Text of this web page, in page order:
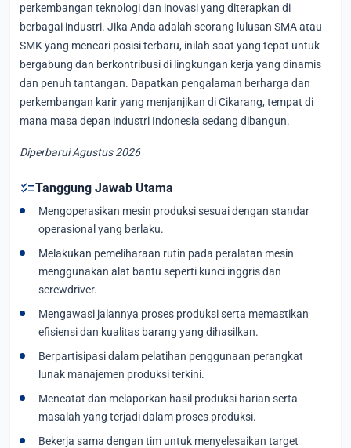
perkembangan teknologi dan inovasi yang diterapkan di
berbagai industri. Jika Anda adalah seorang lulusan SMA atau
SMK yang mencari posisi terbaru, inilah saat yang tepat untuk
bergabung dan berkontribusi di lingkungan kerja yang dinamis
dan penuh tantangan. Dapatkan pengalaman berharga dan
perkembangan karir yang menjanjikan di Cikarang, tempat di
mana masa depan industri Indonesia sedang dibangun.
Diperbarui Agustus 2026
checklistTanggung Jawab Utama
Mengoperasikan mesin produksi sesuai dengan standar
operasional yang berlaku.
Melakukan pemeliharaan rutin pada peralatan mesin
menggunakan alat bantu seperti kunci inggris dan
screwdriver.
Mengawasi jalannya proses produksi serta memastikan
efisiensi dan kualitas barang yang dihasilkan.
Berpartisipasi dalam pelatihan penggunaan perangkat
lunak manajemen produksi terkini.
Mencatat dan melaporkan hasil produksi harian serta
masalah yang terjadi dalam proses produksi.
Bekerja sama dengan tim untuk menyelesaikan target